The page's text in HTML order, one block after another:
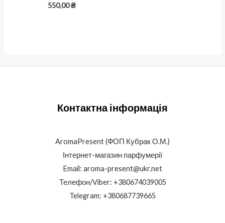
550,00₴
Контактна інформація
AromaPresent (ФОП Кубрак О.М.)
Інтернет-магазин парфумерії
Email: aroma-present@ukr.net
Телефон/Viber: +380674039005
Telegram: +380687739665